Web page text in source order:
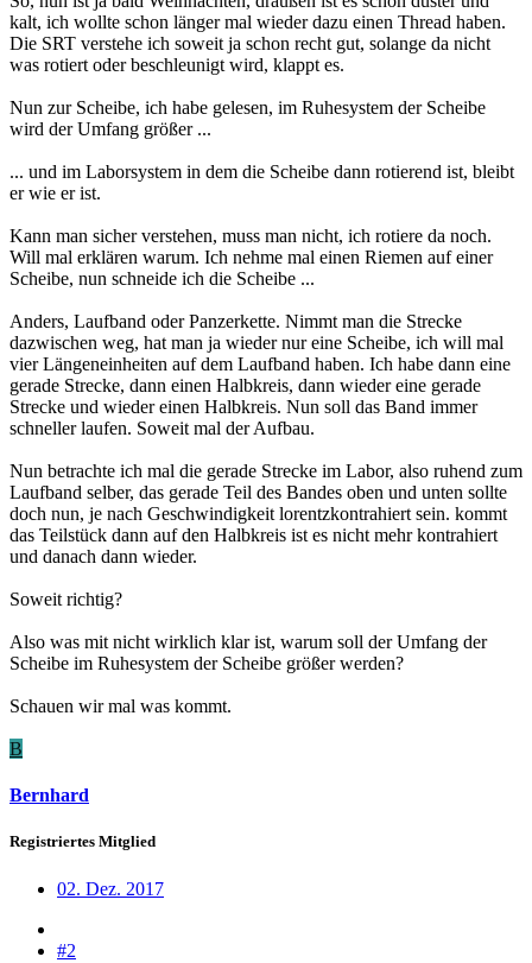
kalt, ich wollte schon länger mal wieder dazu einen Thread haben.
Die SRT verstehe ich soweit ja schon recht gut, solange da nicht
was rotiert oder beschleunigt wird, klappt es.
Nun zur Scheibe, ich habe gelesen, im Ruhesystem der Scheibe
wird der Umfang größer ...
... und im Laborsystem in dem die Scheibe dann rotierend ist, bleibt
er wie er ist.
Kann man sicher verstehen, muss man nicht, ich rotiere da noch.
Will mal erklären warum. Ich nehme mal einen Riemen auf einer
Scheibe, nun schneide ich die Scheibe ...
Anders, Laufband oder Panzerkette. Nimmt man die Strecke
dazwischen weg, hat man ja wieder nur eine Scheibe, ich will mal
vier Längeneinheiten auf dem Laufband haben. Ich habe dann eine
gerade Strecke, dann einen Halbkreis, dann wieder eine gerade
Strecke und wieder einen Halbkreis. Nun soll das Band immer
schneller laufen. Soweit mal der Aufbau.
Nun betrachte ich mal die gerade Strecke im Labor, also ruhend zum
Laufband selber, das gerade Teil des Bandes oben und unten sollte
doch nun, je nach Geschwindigkeit lorentzkontrahiert sein. kommt
das Teilstück dann auf den Halbkreis ist es nicht mehr kontrahiert
und danach dann wieder.
Soweit richtig?
Also was mit nicht wirklich klar ist, warum soll der Umfang der
Scheibe im Ruhesystem der Scheibe größer werden?
Schauen wir mal was kommt.
B
Bernhard
Registriertes Mitglied
02. Dez. 2017
#2